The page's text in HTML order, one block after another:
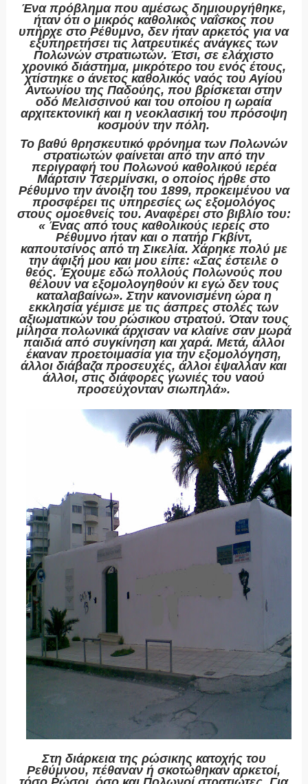
Ένα πρόβλημα που αμέσως δημιουργήθηκε,
ήταν ότι ο μικρός καθολικός ναΐσκος που
υπήρχε στο Ρέθυμνο, δεν ήταν αρκετός για να
εξυπηρετήσει τις λατρευτικές ανάγκες των
Πολωνών στρατιωτών. Έτσι, σε ελάχιστο
χρονικό διάστημα, μικρότερο του ενός έτους,
χτίστηκε ο άνετος καθολικός ναός του Αγίου
Αντωνίου της Παδούης, που βρίσκεται στην
οδό Μελισσινού και του οποίου η ωραία
αρχιτεκτονική και η νεοκλασική του πρόσοψη
κοσμούν την πόλη.
Το βαθύ θρησκευτικό φρόνημα των Πολωνών
στρατιωτών φαίνεται από την από την
περιγραφή του Πολωνού καθολικού ιερέα
Μάρτσιν Τσερμίνσκι, ο οποίος ήρθε στο
Ρέθυμνο την άνοιξη του 1899, προκειμένου να
προσφέρει τις υπηρεσίες ως εξομολόγος
στους ομοεθνείς του. Αναφέρει στο βιβλίο του:
« Ένας από τους καθολικούς ιερείς στο
Ρέθυμνο ήταν και ο πατήρ Γκβίντ,
καπουτσίνος από τη Σικελία. Χάρηκε πολύ με
την άφιξή μου και μου είπε: «Σας έστειλε ο
θεός. Έχουμε εδώ πολλούς Πολωνούς που
θέλουν να εξομολογηθούν κι εγώ δεν τους
καταλαβαίνω». Στην κανονισμένη ώρα η
εκκλησία γέμισε με τις άσπρες στολές των
αξιωματικών του ρώσικου στρατού. Όταν τους
μίλησα πολωνικά άρχισαν να κλαίνε σαν μωρά
παιδιά από συγκίνηση και χαρά. Μετά, άλλοι
έκαναν προετοιμασία για την εξομολόγηση,
άλλοι διάβαζα προσευχές, άλλοι έψαλλαν και
άλλοι, στις διάφορες γωνιές του ναού
προσεύχονταν σιωπηλά».
Στη διάρκεια της ρώσικης κατοχής του
Ρεθύμνου, πέθαναν ή σκοτώθηκαν αρκετοί,